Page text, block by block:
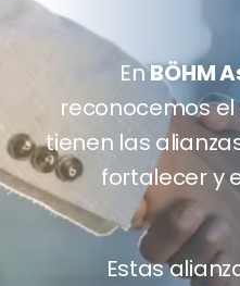
EnBÖHM
reconocemos
tienen las
fortalecer y
Estas